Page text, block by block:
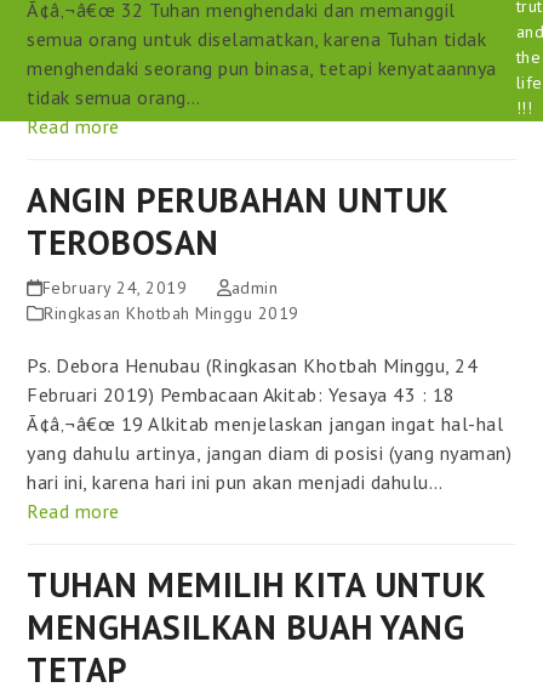
Ã¢â‚¬â€œ 32 Tuhan menghendaki dan memanggil
semua orang untuk diselamatkan, karena Tuhan tidak
menghendaki seorang pun binasa, tetapi kenyataannya
tidak semua orang…
Read more
ANGIN PERUBAHAN UNTUK
TEROBOSAN
February 24, 2019
admin
Ringkasan Khotbah Minggu 2019
Ps. Debora Henubau (Ringkasan Khotbah Minggu, 24
Februari 2019) Pembacaan Akitab: Yesaya 43 : 18
Ã¢â‚¬â€œ 19 Alkitab menjelaskan jangan ingat hal-hal
yang dahulu artinya, jangan diam di posisi (yang nyaman)
hari ini, karena hari ini pun akan menjadi dahulu…
Read more
TUHAN MEMILIH KITA UNTUK
MENGHASILKAN BUAH YANG
TETAP
the
life
!!!